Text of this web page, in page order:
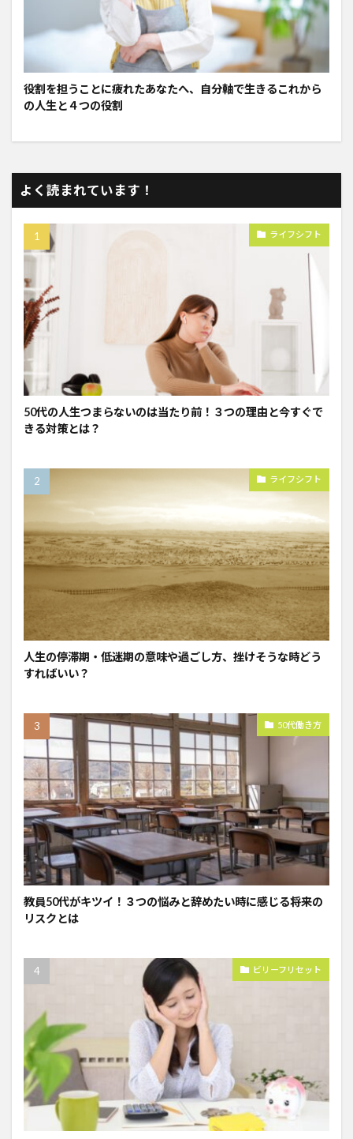
役割を担うことに疲れたあなたへ、自分軸で生きるこれから
の人生と４つの役割
よく読まれています！
ライフシフト
50代の人生つまらないのは当たり前！３つの理由と今すぐで
きる対策とは？
ライフシフト
人生の停滞期・低迷期の意味や過ごし方、挫けそうな時どう
すればいい？
50代働き方
教員50代がキツイ！３つの悩みと辞めたい時に感じる将来の
リスクとは
ビリーフリセット